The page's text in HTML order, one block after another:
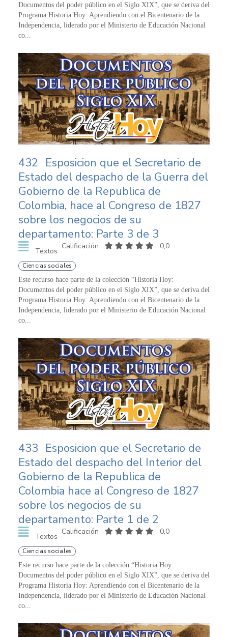
Documentos del poder público en el Siglo XIX”, que se deriva del
Programa Historia Hoy: Aprendiendo con el Bicentenario de la
Independencia, liderado por el Ministerio de Educación Nacional
co...
432 Esposicion que el Secretario de
Estado del despacho de la Guerra del
Gobierno de la Republica de
Colombia, hace al Congreso de 1827
sobre los negocios de su
departamento: Parte 3 de 3
Textos
Calificación 0,0
Ciencias sociales
Este recurso hace parte de la colección “Historia Hoy:
Documentos del poder público en el Siglo XIX”, que se deriva del
Programa Historia Hoy: Aprendiendo con el Bicentenario de la
Independencia, liderado por el Ministerio de Educación Nacional
co...
433 Esposicion que el Secretario de
Estado del despacho del Interior del
Gobierno de la Republica de
Colombia hace al Congreso de 1827
sobre los negocios de su
departamento: Parte 1 de 2
Textos
Calificación 0,0
Ciencias sociales
Este recurso hace parte de la colección “Historia Hoy:
Documentos del poder público en el Siglo XIX”, que se deriva del
Programa Historia Hoy: Aprendiendo con el Bicentenario de la
Independencia, liderado por el Ministerio de Educación Nacional
co...